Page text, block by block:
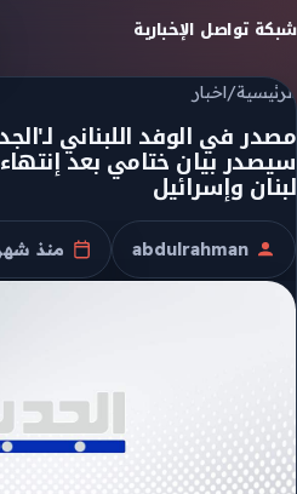
Skip to content
شبكة تواصل الإخبارية
الرئيسية/اخبار
مصدر في الوفد اللبناني
سيصدر بيان ختامي بعد
لبنان وإسرائيل
الكاتب
abdulrahman
تاريخ
منذ